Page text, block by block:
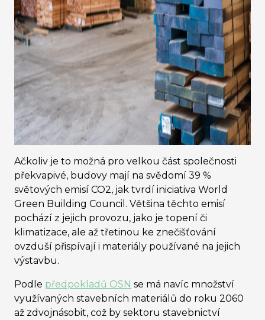
Ačkoliv je to možná pro velkou část společnosti
překvapivé, budovy mají na svědomí 39 %
světových emisí CO2, jak tvrdí iniciativa World
Green Building Council. Většina těchto emisí
pochází z jejich provozu, jako je topení či
klimatizace, ale až třetinou ke znečišťování
ovzduší přispívají i materiály používané na jejich
výstavbu.
Podle předpokladů OSN se má navíc množství
využívaných stavebních materiálů do roku 2060
až zdvojnásobit, což by sektoru stavebnictví